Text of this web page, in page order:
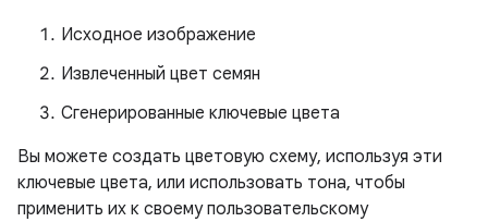
Исходное изображение
Извлеченный цвет семян
Сгенерированные ключевые цвета
Вы можете создать цветовую схему, используя эти
ключевые цвета, или использовать тона, чтобы
применить их к своему пользовательскому